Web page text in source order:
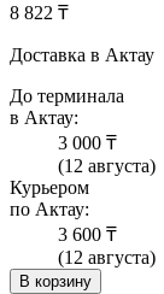
8 822 ₸
Доставка в Актау
До терминала
в Актау:
3 000 ₸
(12 августа)
Курьером
по Актау:
3 600 ₸
(12 августа)
В корзину